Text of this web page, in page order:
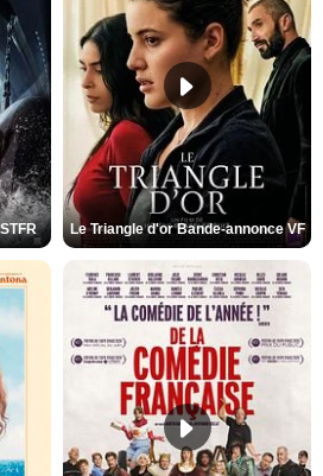
Le Triangle d'or Bande-annonce VF